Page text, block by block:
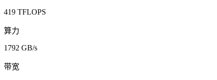
419 TFLOPS
算力
1792 GB/s
带宽